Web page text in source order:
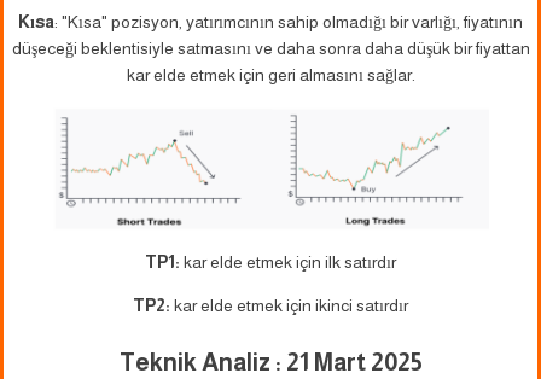
Kısa: "Kısa" pozisyon, yatırımcının sahip olmadığı bir varlığı, fiyatının
düşeceği beklentisiyle satmasını ve daha sonra daha düşük bir fiyattan
kar elde etmek için geri almasını sağlar.
TP1: kar elde etmek için ilk satırdır
TP2: kar elde etmek için ikinci satırdır
Teknik Analiz : 21 Mart 2025